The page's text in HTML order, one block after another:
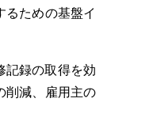
ための基盤イ
記録の取得を効
削減、雇用主の